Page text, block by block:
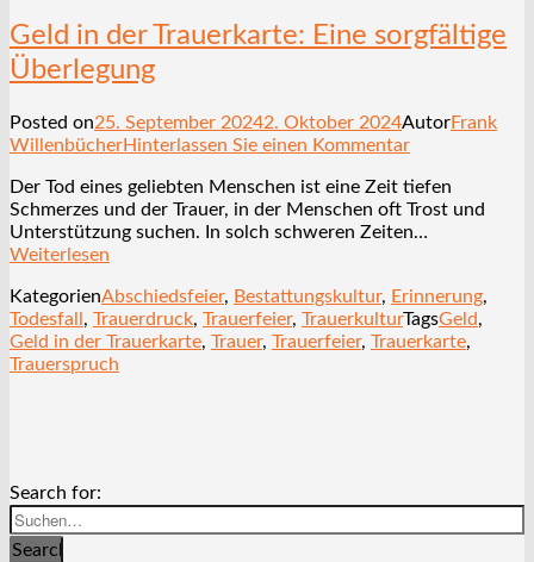
Geld in der Trauerkarte: Eine sorgfältige
Überlegung
Posted on25. September 20242. Oktober 2024AutorFrank
WillenbücherHinterlassen Sie einen Kommentar
Der Tod eines geliebten Menschen ist eine Zeit tiefen
Schmerzes und der Trauer, in der Menschen oft Trost und
Unterstützung suchen. In solch schweren Zeiten…
Weiterlesen
KategorienAbschiedsfeier, Bestattungskultur, Erinnerung,
Todesfall , Trauerdruck, Trauerfeier, TrauerkulturTagsGeld,
Geld in der Trauerkarte, Trauer, Trauerfeier, Trauerkarte,
Trauerspruch
Search for:
Search